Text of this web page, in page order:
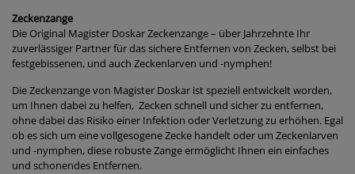
Zeckenzange
Die Original Magister Doskar Zeckenzange – über Jahrzehnte Ihr
zuverlässiger Partner für das sichere Entfernen von Zecken, selbst bei
festgebissenen, und auch Zeckenlarven und -nymphen!
Die Zeckenzange von Magister Doskar ist speziell entwickelt worden,
um Ihnen dabei zu helfen, Zecken schnell und sicher zu entfernen,
ohne dabei das Risiko einer Infektion oder Verletzung zu erhöhen. Egal
ob es sich um eine vollgesogene Zecke handelt oder um Zeckenlarven
und -nymphen, diese robuste Zange ermöglicht Ihnen ein einfaches
und schonendes Entfernen.